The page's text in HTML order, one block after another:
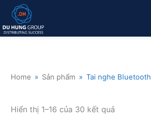
Home » Sản phẩm » Tai nghe Bluetooth
Hiển thị 1–16 của 30 kết quả